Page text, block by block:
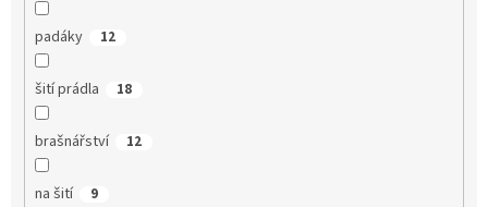
padáky 12
šití prádla 18
brašnářství 12
na šití 9